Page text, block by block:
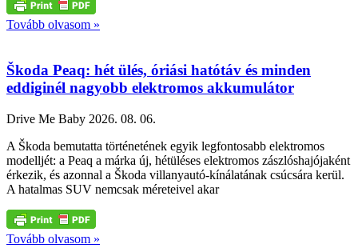
Tovább olvasom »
Škoda Peaq: hét ülés, óriási hatótáv és minden
eddiginél nagyobb elektromos akkumulátor
Drive Me Baby 2026. 08. 06.
A Škoda bemutatta történetének egyik legfontosabb elektromos
modelljét: a Peaq a márka új, hétüléses elektromos zászlóshajójaként
érkezik, és azonnal a Škoda villanyautó-kínálatának csúcsára kerül.
A hatalmas SUV nemcsak méreteivel akar
Tovább olvasom »